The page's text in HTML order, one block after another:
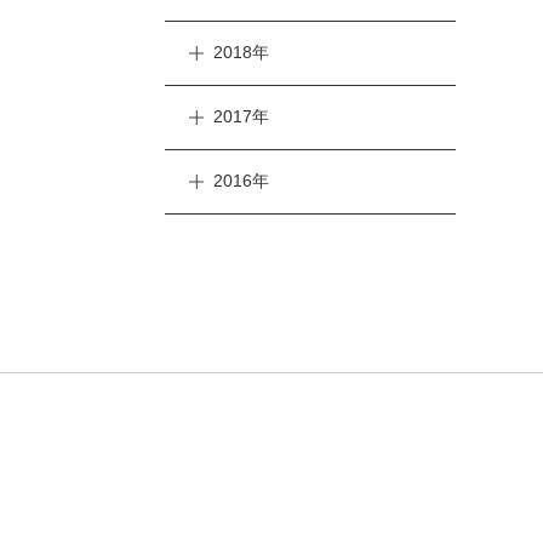
2018年
2017年
2016年